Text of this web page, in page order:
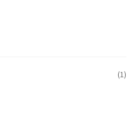
(1)